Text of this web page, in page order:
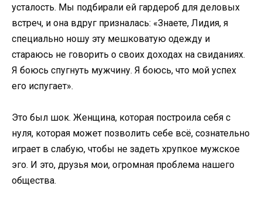
усталость. Мы подбирали ей гардероб для деловых
встреч, и она вдруг призналась: «Знаете, Лидия, я
специально ношу эту мешковатую одежду и
стараюсь не говорить о своих доходах на свиданиях.
Я боюсь спугнуть мужчину. Я боюсь, что мой успех
его испугает».
Это был шок. Женщина, которая построила себя с
нуля, которая может позволить себе всё, сознательно
играет в слабую, чтобы не задеть хрупкое мужское
эго. И это, друзья мои, огромная проблема нашего
общества.